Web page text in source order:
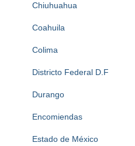
Chiuhuahua
Coahuila
Colima
Districto Federal D.F
Durango
Encomiendas
Estado de México